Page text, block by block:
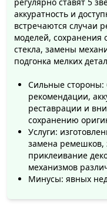
регулярно ставят 5
аккуратность и
встречаются случаи
моделей, сохранения
стекла, замены
подгонка мелких
Сильные стороны:
рекомендации,
реставрации и
сохранению
Услуги:
замена ремешков,
приклеивание
механизмов
Минусы: явных